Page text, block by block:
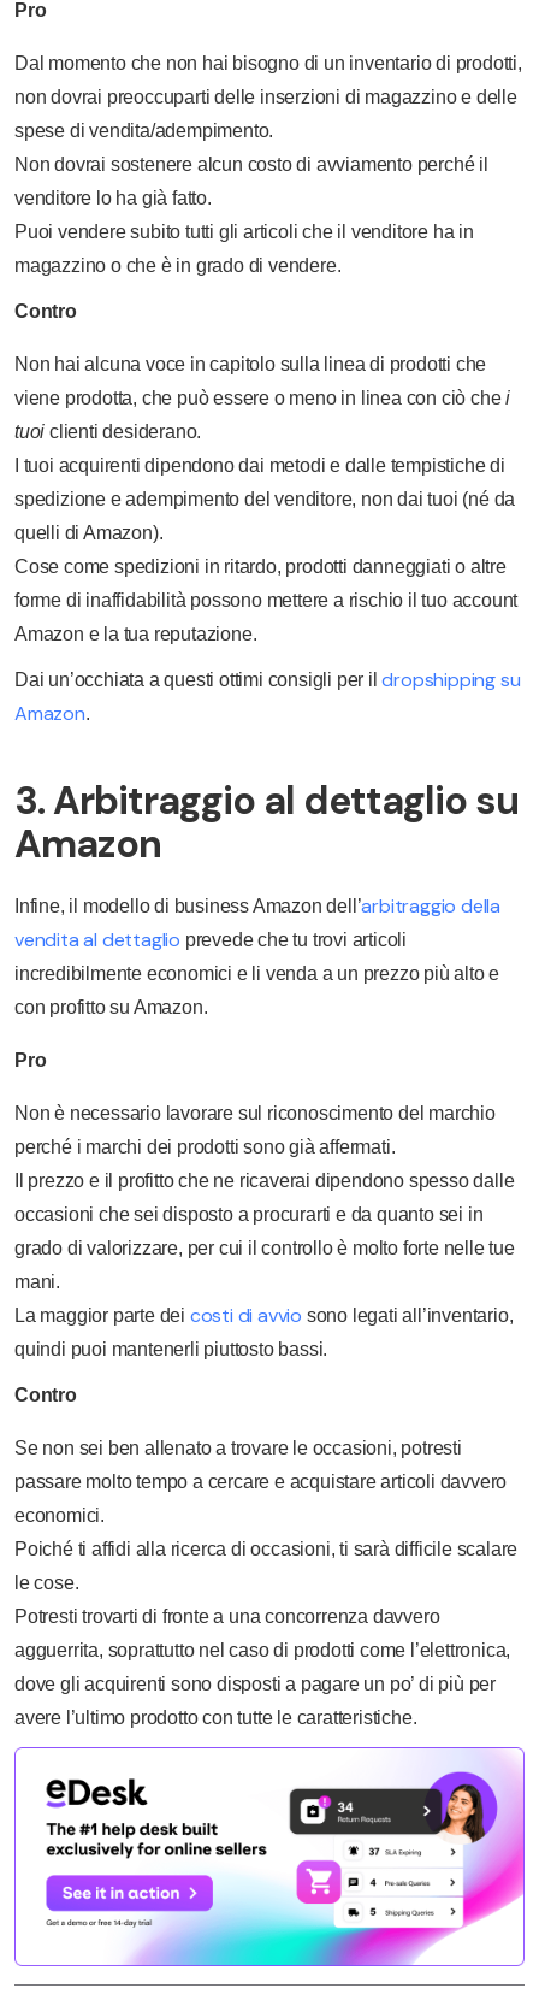
Pro
Dal momento che non hai bisogno di un inventario di prodotti,
non dovrai preoccuparti delle inserzioni di magazzino e delle
spese di vendita/adempimento.
Non dovrai sostenere alcun costo di avviamento perché il
venditore lo ha già fatto.
Puoi vendere subito tutti gli articoli che il venditore ha in
magazzino o che è in grado di vendere.
Contro
Non hai alcuna voce in capitolo sulla linea di prodotti che
viene prodotta, che può essere o meno in linea con ciò chei
tuoi clienti desiderano.
I tuoi acquirenti dipendono dai metodi e dalle tempistiche di
spedizione e adempimento del venditore, non dai tuoi (né da
quelli di Amazon).
Cose come spedizioni in ritardo, prodotti danneggiati o altre
forme di inaffidabilità possono mettere a rischio il tuo account
Amazon e la tua reputazione.
Dai un’occhiata a questi ottimi consigli per ildropshipping su
Amazon.
3. Arbitraggio al dettaglio su
Amazon
Infine, il modello di business Amazon dell’arbitraggio della
vendita al dettaglio prevede che tu trovi articoli
incredibilmente economici e li venda a un prezzo più alto e
con profitto su Amazon.
Pro
Non è necessario lavorare sul riconoscimento del marchio
perché i marchi dei prodotti sono già affermati.
Il prezzo e il profitto che ne ricaverai dipendono spesso dalle
occasioni che sei disposto a procurarti e da quanto sei in
grado di valorizzare, per cui il controllo è molto forte nelle tue
mani.
La maggior parte dei costi di avvio sono legati all’inventario,
quindi puoi mantenerli piuttosto bassi.
Contro
Se non sei ben allenato a trovare le occasioni, potresti
passare molto tempo a cercare e acquistare articoli davvero
economici.
Poiché ti affidi alla ricerca di occasioni, ti sarà difficile scalare
le cose.
Potresti trovarti di fronte a una concorrenza davvero
agguerrita, soprattutto nel caso di prodotti come l’elettronica,
dove gli acquirenti sono disposti a pagare un po’ di più per
avere l’ultimo prodotto con tutte le caratteristiche.